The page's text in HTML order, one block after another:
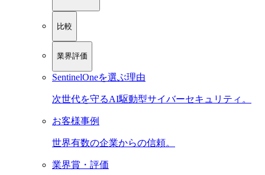
比較
業界評価
SentinelOneを選ぶ理由
次世代を守るAI駆動型サイバーセキュリティ。
お客様事例
世界有数の企業からの信頼。
業界賞・評価